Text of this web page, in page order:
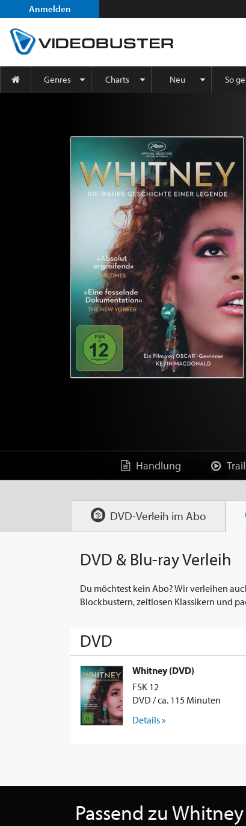
Anmelden
Genres Charts Neu So
Handlung
DVD-Verleih im Abo
DVD & Blu-ray Verleih
Du möchtest kein Abo? Wir verleihen
Blockbustern, zeitlosen Klassikern und
DVD
Whitney (DVD)
FSK 12
DVD / ca. 115 Minuten
Details »
Passend zu Whitney